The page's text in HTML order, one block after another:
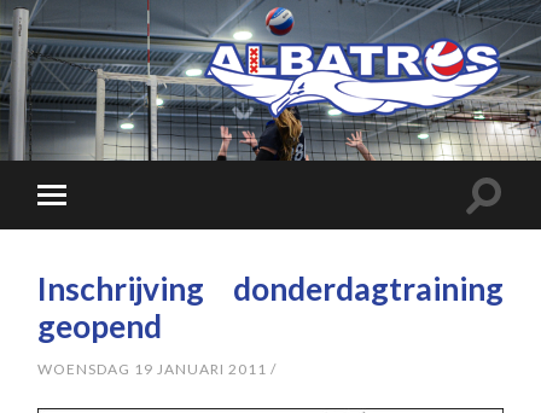
Inschrijving donderdagtraining
geopend
WOENSDAG 19 JANUARI 2011 /